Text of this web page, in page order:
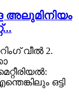
വീൽ 2.
ഒട്ടി